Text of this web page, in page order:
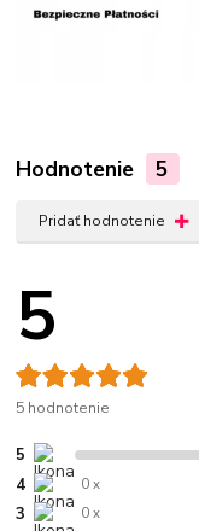
Hodnotenie 5
Pridať hodnotenie
5
5 hodnotenie
5
4 0 x
3 0 x